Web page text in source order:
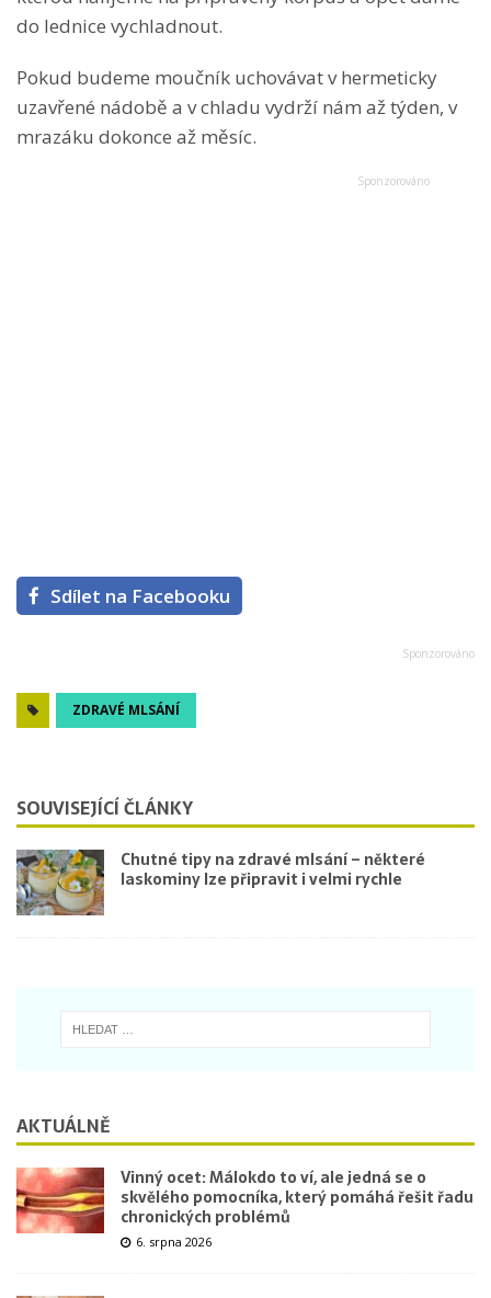
do lednice vychladnout.
Pokud budeme moučník uchovávat v hermeticky
uzavřené nádobě a v chladu vydrží nám až týden, v
mrazáku dokonce až měsíc.
Sdílet na Facebooku
ZDRAVÉ MLSÁNÍ
SOUVISEJÍCÍ ČLÁNKY
Chutné tipy na zdravé mlsání – některé
laskominy lze připravit i velmi rychle
AKTUÁLNĚ
Vinný ocet: Málokdo to ví, ale jedná se o
skvělého pomocníka, který pomáhá řešit řadu
chronických problémů
6. srpna 2026